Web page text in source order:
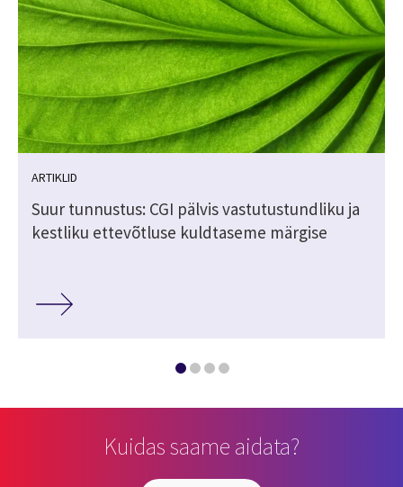
ARTIKLID
Suur tunnustus: CGI pälvis vastutustundliku ja
kestliku ettevõtluse kuldtaseme märgise
Kuidas saame aidata?